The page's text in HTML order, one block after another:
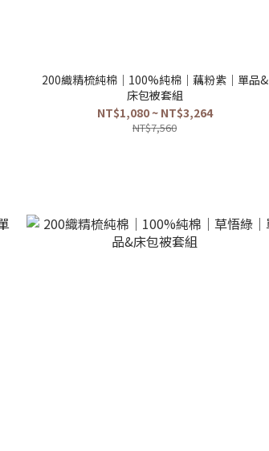
200織精梳純棉｜100%純棉｜藕粉紫｜單品&
床包被套組
NT$1,080 ~ NT$3,264
NT$7,560